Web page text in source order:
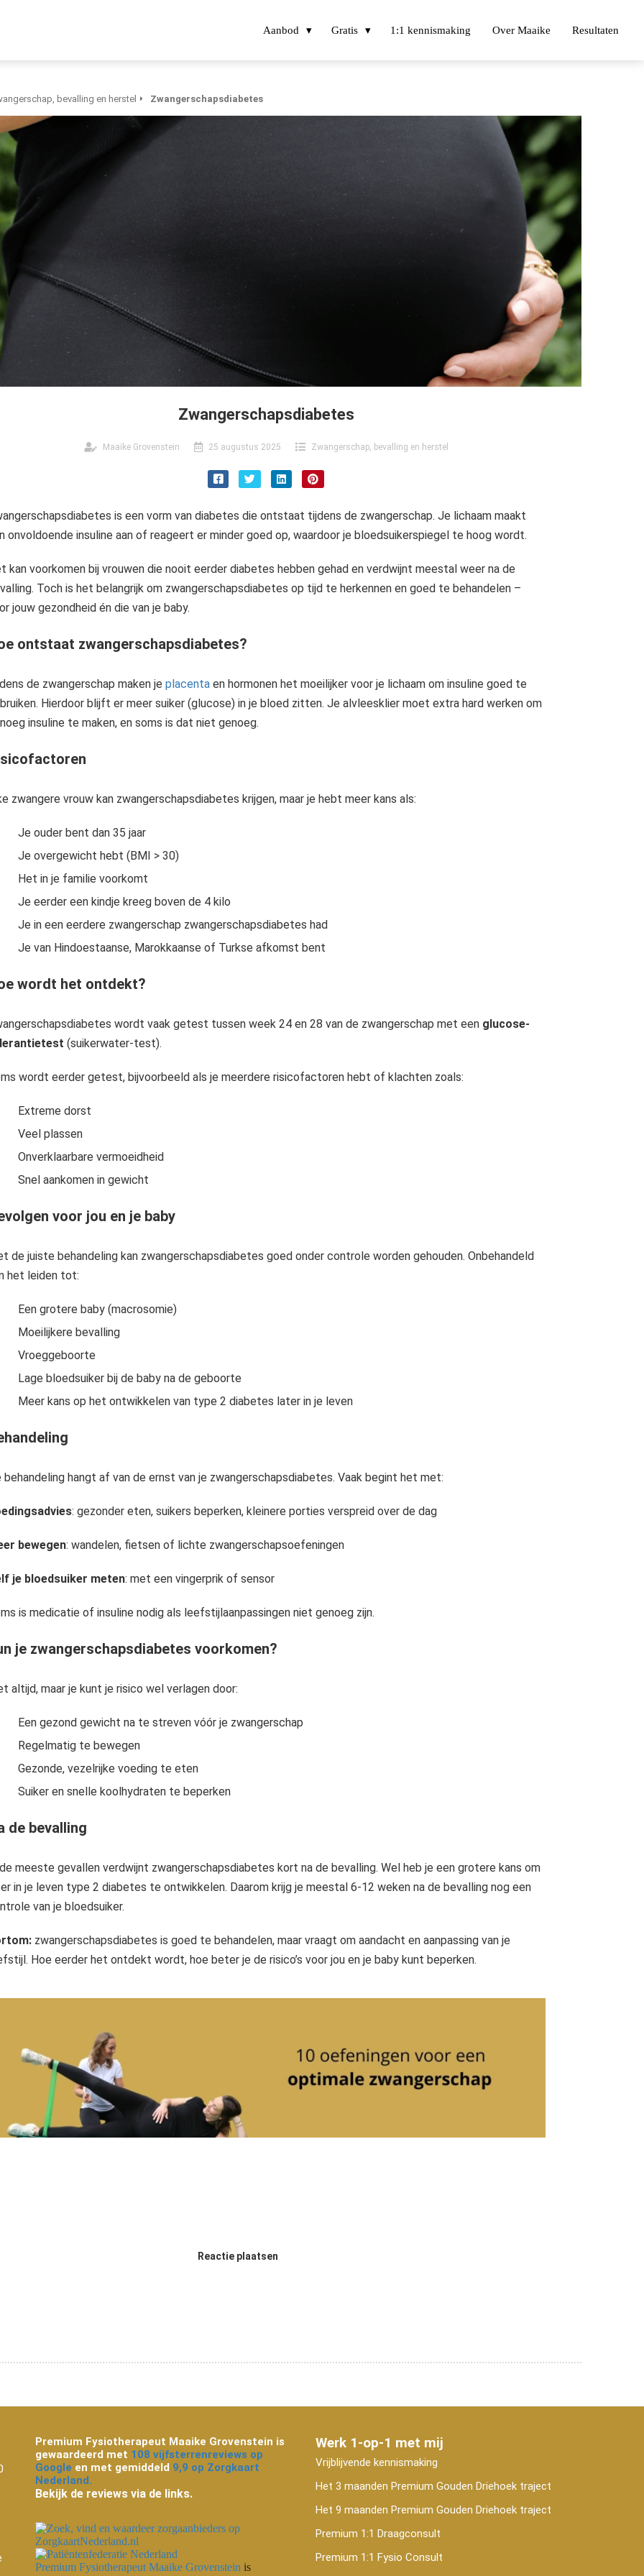
Aanbod Gratis 1:1 kennismaking Over Maaike Resultaten
bevalling en herstel Zwangerschapsdiabetes
Zwangerschapsdiabetes
Maaike Grovenstein 25 augustus 2025 Zwangerschap, bevalling en herstel
is een vorm van diabetes die ontstaat tijdens de zwangerschap. Je lichaam maakt
onvoldoende insuline aan of reageert er minder goed op, waardoor je bloedsuikerspiegel te hoog wordt.
kan voorkomen bij vrouwen die nooit eerder diabetes hebben gehad en verdwijnt meestal weer na de
Toch is het belangrijk om zwangerschapsdiabetes op tijd te herkennen en goed te behandelen –
jouw gezondheid én die van je baby.
ontstaat zwangerschapsdiabetes?
de zwangerschap maken je placentaen hormonen het moeilijker voor je lichaam om insuline goed te
Hierdoor blijft er meer suiker (glucose) in je bloed zitten. Je alvleesklier moet extra hard werken om
insuline te maken, en soms is dat niet genoeg.
zwangere vrouw kan zwangerschapsdiabetes krijgen, maar je hebt meer kans als:
Je ouder bent dan 35 jaar
Je overgewicht hebt (BMI > 30)
Het in je familie voorkomt
Je eerder een kindje kreeg boven de 4 kilo
Je in een eerdere zwangerschap zwangerschapsdiabetes had
Je van Hindoestaanse, Marokkaanse of Turkse afkomst bent
wordt het ontdekt?
wordt vaak getest tussen week 24 en 28 van de zwangerschap met een glucose-
(suikerwater-test).
wordt eerder getest, bijvoorbeeld als je meerdere risicofactoren hebt of klachten zoals:
Extreme dorst
Veel plassen
Onverklaarbare vermoeidheid
Snel aankomen in gewicht
voor jou en je baby
de juiste behandeling kan zwangerschapsdiabetes goed onder controle worden gehouden. Onbehandeld
het leiden tot:
Een grotere baby (macrosomie)
Moeilijkere bevalling
Vroeggeboorte
Lage bloedsuiker bij de baby na de geboorte
Meer kans op het ontwikkelen van type 2 diabetes later in je leven
behandeling hangt af van de ernst van je zwangerschapsdiabetes. Vaak begint het met:
: gezonder eten, suikers beperken, kleinere porties verspreid over de dag
bewegen: wandelen, fietsen of lichte zwangerschapsoefeningen
je bloedsuiker meten: met een vingerprik of sensor
is medicatie of insuline nodig als leefstijlaanpassingen niet genoeg zijn.
je zwangerschapsdiabetes voorkomen?
altijd, maar je kunt je risico wel verlagen door:
Een gezond gewicht na te streven vóór je zwangerschap
Regelmatig te bewegen
Gezonde, vezelrijke voeding te eten
Suiker en snelle koolhydraten te beperken
de bevalling
meeste gevallen verdwijnt zwangerschapsdiabetes kort na de bevalling. Wel heb je een grotere kans om
in je leven type 2 diabetes te ontwikkelen. Daarom krijg je meestal 6-12 weken na de bevalling nog een
van je bloedsuiker.
zwangerschapsdiabetes is goed te behandelen, maar vraagt om aandacht en aanpassing van je
Hoe eerder het ontdekt wordt, hoe beter je de risico’s voor jou en je baby kunt beperken.
Reactie plaatsen
Premium Fysiotherapeut Maaike Grovenstein is
gewaardeerd met 108 vijfsterrenreviews op
Google en met gemiddeld 9,9 op Zorgkaart
Nederland.
Bekijk de reviews via de links.
Premium Fysiotherapeut Maaike Grovenstein is
Werk 1-op-1 met mij
Vrijblijvende kennismaking
Het 3 maanden Premium Gouden Driehoek traject
Het 9 maanden Premium Gouden Driehoek traject
Premium 1:1 Draagconsult
Premium 1:1 Fysio Consult